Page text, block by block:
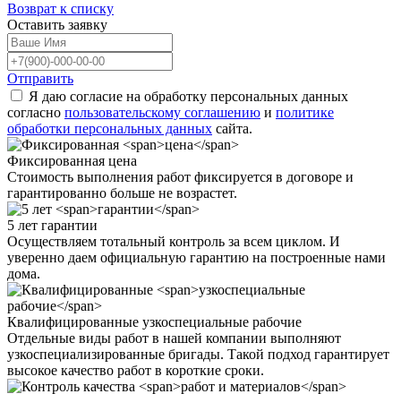
Возврат к списку
Оставить заявку
Отправить
Я даю согласие на обработку персональных данных
согласно пользовательскому соглашению и политике
обработки персональных данных сайта.
Фиксированная цена
Стоимость выполнения работ фиксируется в договоре и
гарантированно больше не возрастет.
5 лет гарантии
Осуществляем тотальный контроль за всем циклом. И
уверенно даем официальную гарантию на построенные нами
дома.
Квалифицированные узкоспециальные рабочие
Отдельные виды работ в нашей компании выполняют
узкоспециализированные бригады. Такой подход гарантирует
высокое качество работ в короткие сроки.